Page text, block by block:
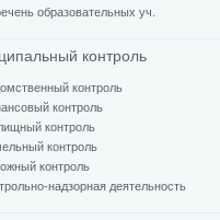
образовательных уч.
контроль
контроль
контроль
контроль
контроль
контроль
надзорная деятельность